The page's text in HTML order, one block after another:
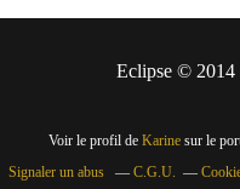
Eclipse ©
Voir le profil de Karinesur le
Signaler un abus
C.G.U.